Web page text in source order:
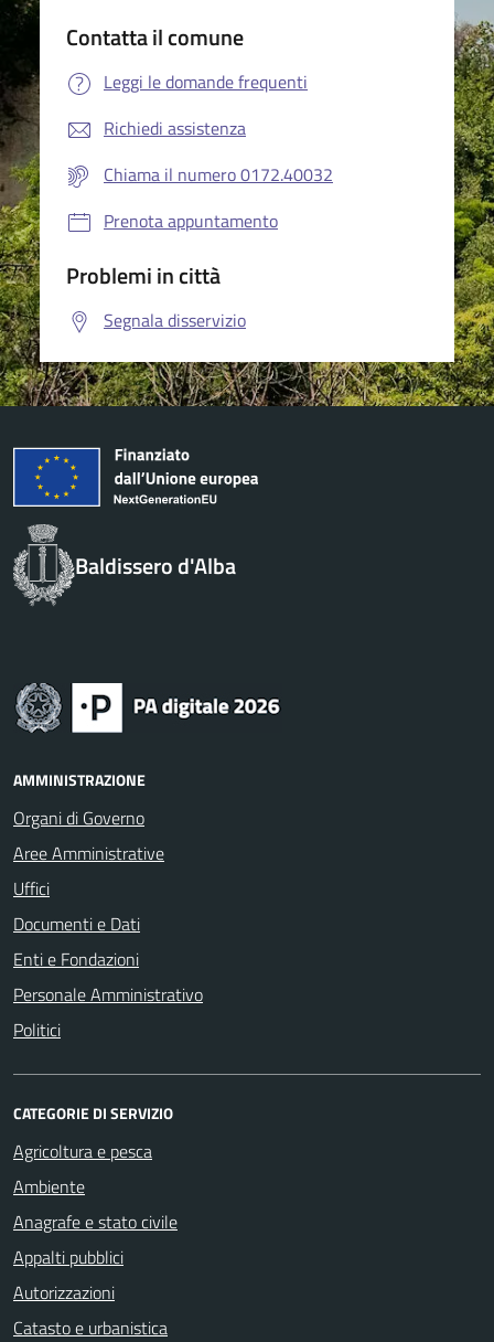
Contatta il comune
Leggi le domande frequenti
Richiedi assistenza
Chiama il numero 0172.40032
Prenota appuntamento
Problemi in città
Segnala disservizio
Baldissero d'Alba
AMMINISTRAZIONE
Organi di Governo
Aree Amministrative
Uffici
Documenti e Dati
Enti e Fondazioni
Personale Amministrativo
Politici
CATEGORIE DI SERVIZIO
Agricoltura e pesca
Ambiente
Anagrafe e stato civile
Appalti pubblici
Autorizzazioni
Catasto e urbanistica